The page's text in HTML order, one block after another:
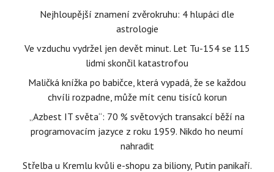
Nejhloupější znamení zvěrokruhu: 4 hlupáci dle
astrologie
Ve vzduchu vydržel jen devět minut. Let Tu-154 se 115
lidmi skončil katastrofou
Maličká knížka po babičce, která vypadá, že se každou
chvíli rozpadne, může mít cenu tisíců korun
„Azbest IT světa“: 70 % světových transakcí běží na
programovacím jazyce z roku 1959. Nikdo ho neumí
nahradit
Střelba u Kremlu kvůli e-shopu za biliony, Putin panikaří.